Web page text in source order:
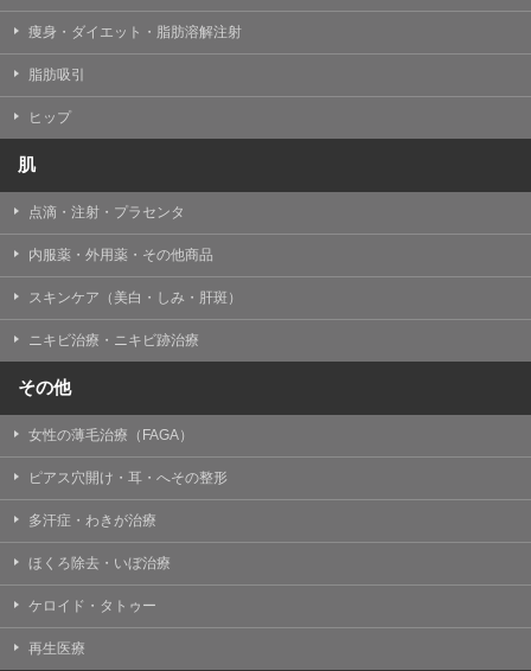
TCBグループが運営するWEBサイトでは、アクセスログ
として患者様の履歴情報をサーバ上に記録しています。
アクセスログはWEBサイトの保守管理や利用状況に関す
る統計分析のために使用されます。それ以外の目的で使
用されることはありません。
事業上の必要性等に応じて、改定される場合がありま
す。
掲載したときをもって効力を生じるものとします。
痩身・ダイエット・脂肪溶解注射
脂肪吸引
ヒップ
肌
点滴・注射・プラセンタ
内服薬・外用薬・その他商品
スキンケア（美白・しみ・肝斑）
ニキビ治療・ニキビ跡治療
その他
女性の薄毛治療（FAGA）
ピアス穴開け・耳・へその整形
多汗症・わきが治療
ほくろ除去・いぼ治療
ケロイド・タトゥー
再生医療